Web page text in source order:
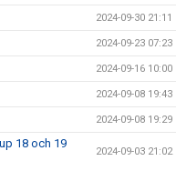
2024-09-30 21:11
2024-09-23 07:23
2024-09-16 10:00
2024-09-08 19:43
2024-09-08 19:29
18 och 19
2024-09-03 21:02